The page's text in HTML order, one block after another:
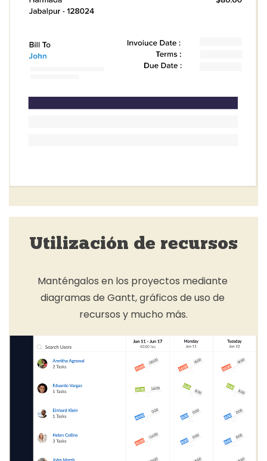
Utilización de recursos
Manténgalos en los proyectos mediante
diagramas de Gantt, gráficos de uso de
recursos y mucho más.